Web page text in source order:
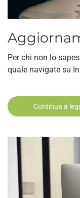
Per chi non lo
quale navigate su
Continua a